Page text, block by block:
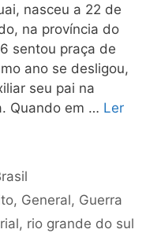
nasceu a 22 de
na pro­víncia do
sentou praça de
ano se desligou,
seu pai na
Quando em … Ler
, General, Guerra
, rio grande do sul